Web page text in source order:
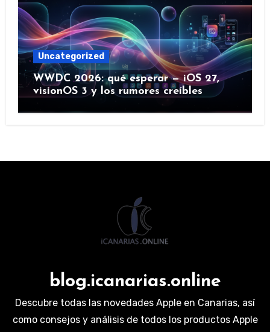
Uncategorized
WWDC 2026: qué esperar — iOS 27,
visionOS 3 y los rumores creíbles
blog.icanarias.online
Descubre todas las novedades Apple en Canarias, así
como consejos y análisis de todos los productos Apple